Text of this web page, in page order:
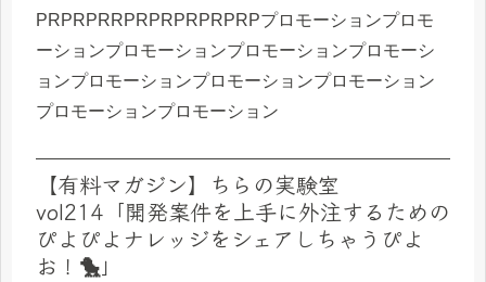
PRPRPRRPRPRPRPRPRPプロモーションプロモ
ーションプロモーションプロモーションプロモーシ
ョンプロモーションプロモーションプロモーション
プロモーションプロモーション
【有料マガジン】ちらの実験室
vol214「開発案件を上手に外注するための
ぴよぴよナレッジをシェアしちゃうぴよ
お！🐤」